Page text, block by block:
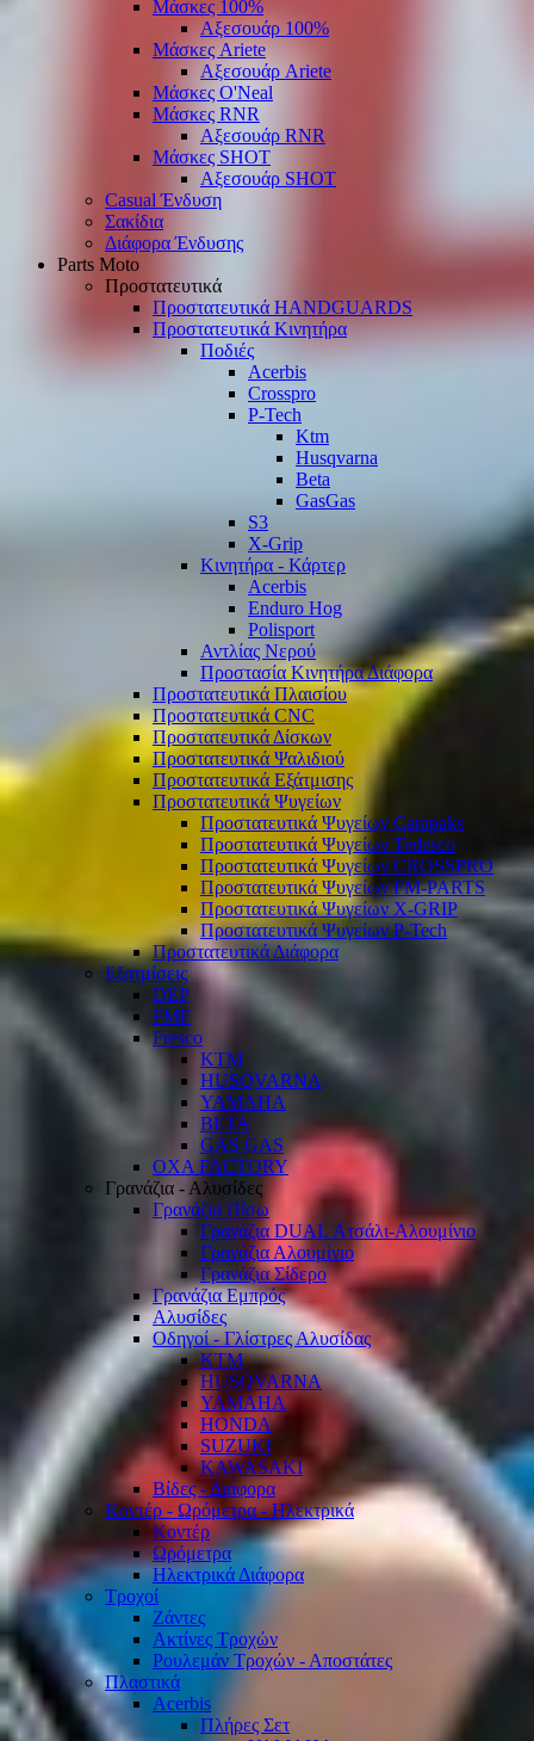
Μάσκες 100%
Αξεσουάρ 100%
Μάσκες Ariete
Αξεσουάρ Ariete
Μάσκες O'Neal
Μάσκες RNR
Αξεσουάρ RNR
Μάσκες SHOT
Αξεσουάρ SHOT
Casual Ένδυση
Σακίδια
Διάφορα Ένδυσης
Parts Moto
Προστατευτικά
Προστατευτικά HANDGUARDS
Προστατευτικά Κινητήρα
Ποδιές
Acerbis
Crosspro
P-Tech
Ktm
Husqvarna
Beta
GasGas
S3
X-Grip
Κινητήρα - Κάρτερ
Acerbis
Enduro Hog
Polisport
Αντλίας Νερού
Προστασία Κινητήρα Διάφορα
Προστατευτικά Πλαισίου
Προστατευτικά CNC
Προστατευτικά Δίσκων
Προστατευτικά Ψαλιδιού
Προστατευτικά Εξάτμισης
Προστατευτικά Ψυγείων
Προστατευτικά Ψυγείων Carapaks
Προστατευτικά Ψυγείων Tedesco
Προστατευτικά Ψυγείων CROSSPRO
Προστατευτικά Ψυγείων FM-PARTS
Προστατευτικά Ψυγείων X-GRIP
Προστατευτικά Ψυγείων P-Tech
Προστατευτικά Διάφορα
Εξατμίσεις
DEP
FMF
Fresco
KTM
HUSQVARNA
YAMAHA
BETA
GAS GAS
OXA FACTORY
Γρανάζια - Αλυσίδες
Γρανάζια Πίσω
Γρανάζια DUAL Ατσάλι-Αλουμίνιο
Γρανάζια Αλουμίνιο
Γρανάζια Σίδερο
Γρανάζια Εμπρός
Αλυσίδες
Οδηγοί - Γλίστρες Αλυσίδας
KTM
HUSQVARNA
YAMAHA
HONDA
SUZUKI
KAWASAKI
Βίδες - Διάφορα
Κοντέρ - Ωρόμετρα - Ηλεκτρικά
Κοντέρ
Ωρόμετρα
Ηλεκτρικά Διάφορα
Τροχοί
Ζάντες
Ακτίνες Τροχών
Ρουλεμάν Τροχών - Αποστάτες
Πλαστικά
Acerbis
Πλήρες Σετ